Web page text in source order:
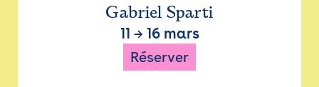
Gabriel Sparti
11 → 16 mars
Réserver